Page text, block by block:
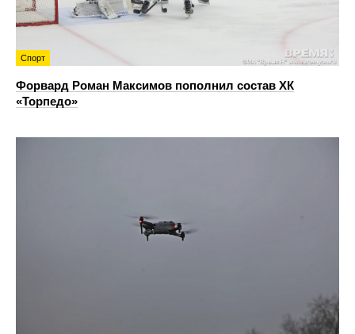
Спорт
Форвард Роман Максимов пополнил состав ХК
«Торпедо»